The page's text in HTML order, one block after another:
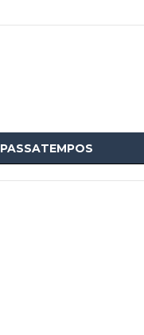
PASSATEMPOS